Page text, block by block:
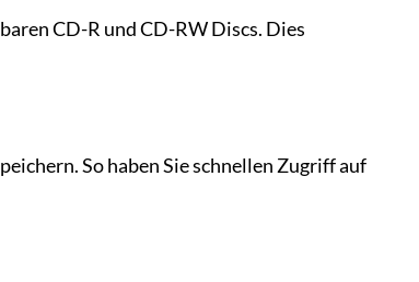
CD-R und CD-RW Discs. Dies
So haben Sie schnellen Zugriff auf